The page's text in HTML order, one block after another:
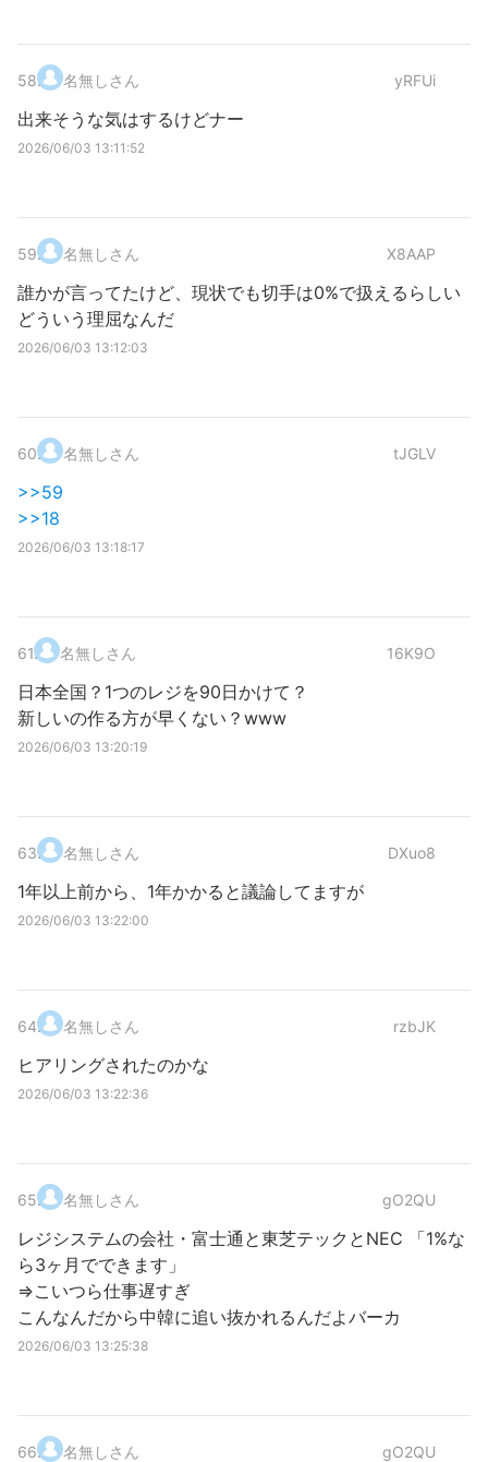
58. 名無しさん yRFUi
出来そうな気はするけどナー
2026/06/03 13:11:52
59. 名無しさん X8AAP
誰かが言ってたけど、現状でも切手は0%で扱えるらしい
どういう理屈なんだ
2026/06/03 13:12:03
60. 名無しさん tJGLV
>>59
>>18
2026/06/03 13:18:17
61. 名無しさん 16K9O
日本全国？1つのレジを90日かけて？
新しいの作る方が早くない？www
2026/06/03 13:20:19
63. 名無しさん DXuo8
1年以上前から、1年かかると議論してますが
2026/06/03 13:22:00
64. 名無しさん rzbJK
ヒアリングされたのかな
2026/06/03 13:22:36
65. 名無しさん gO2QU
レジシステムの会社・富士通と東芝テックとNEC 「1%な
ら3ヶ月でできます」
⇒こいつら仕事遅すぎ
こんなんだから中韓に追い抜かれるんだよバーカ
2026/06/03 13:25:38
66. 名無しさん gO2QU